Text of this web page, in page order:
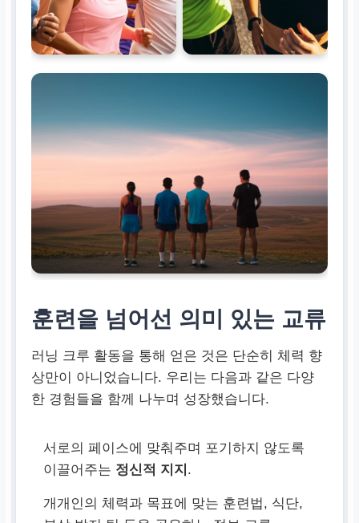
훈련을 넘어선 의미 있는 교류
러닝 크루 활동을 통해 얻은 것은 단순히 체력 향
상만이 아니었습니다. 우리는 다음과 같은 다양
한 경험들을 함께 나누며 성장했습니다.
서로의 페이스에 맞춰주며 포기하지 않도록
이끌어주는 정신적 지지 .
개개인의 체력과 목표에 맞는 훈련법, 식단,